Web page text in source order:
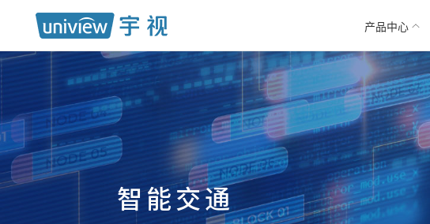
产品中心
智能交通